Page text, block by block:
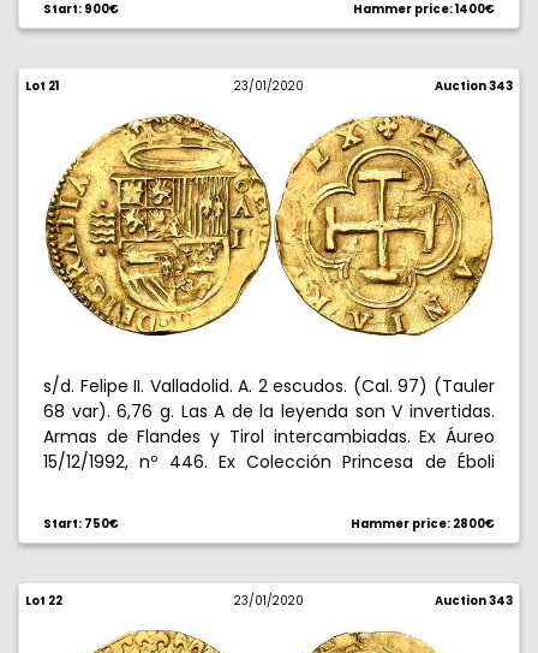
Start: 900€ Hammer price: 1400€
Lot 21 23/01/2020 Auction 343
s/d. Felipe II. Valladolid. A. 2 escudos. (Cal. 97) (Tauler
68 var). 6,76 g. Las A de la leyenda son V invertidas.
Armas de Flandes y Tirol intercambiadas. Ex Áureo
15/12/1992, nº 446. Ex Colección Princesa de Éboli
Start: 750€ Hammer price: 2800€
Lot 22 23/01/2020 Auction 343